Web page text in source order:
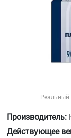
Реальный
Производитель:
Действующее